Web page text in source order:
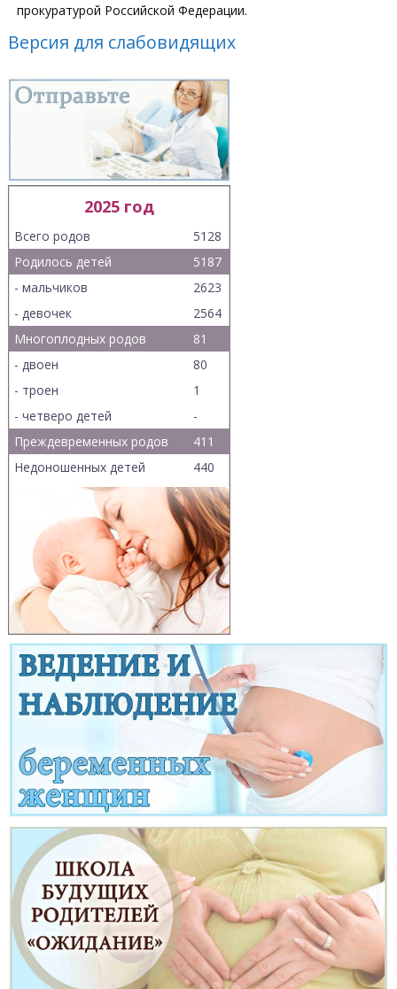
прокуратурой Российской Федерации.
Версия для слабовидящих
2025 год
Всего родов
5128
Родилось детей
5187
- мальчиков
2623
- девочек
2564
Многоплодных родов
81
- двоен
80
- троен
1
- четверо детей
-
Преждевременных родов
411
Недоношенных детей
440